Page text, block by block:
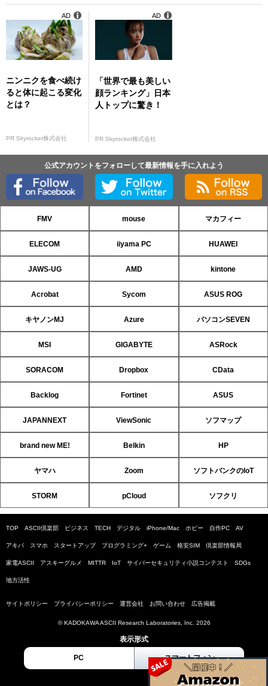
ニンニクを食べ続け
ると体に起こる変化
とは？
PR Skyrocket株式会社
AD
「世界で最も美しい
顔ランキング」日本
人トップに驚き！
PR Skyrocket株式会社
AD
公式アカウントをフォローして最新情報を手に入れよう
FMV mouse マカフィー
ELECOM iiyama PC HUAWEI
JAWS-UG AMD kintone
Acrobat Sycom ASUS ROG
キヤノンMJ Azure パソコンSEVEN
MSI GIGABYTE ASRock
SORACOM Dropbox CData
Backlog Fortinet ASUS
JAPANNEXT ViewSonic ソフマップ
brand new ME! Belkin HP
ヤマハ Zoom ソフトバンクのIoT
STORM pCloud ソフクリ
TOP ASCII倶楽部 ビジネス TECH デジタル iPhone/Mac ホビー 自作PC AV
アキバ スマホ スタートアップ プログラミング+ ゲーム 格安SIM 倶楽部情報局
家電ASCII アスキーグルメ MITTR IoT サイバーセキュリティ小説コンテスト SDGs
地方活性
サイトポリシー プライバシーポリシー 運営会社 お問い合わせ 広告掲載
© KADOKAWA ASCII Research Laboratories, Inc. 2026
表示形式
PC スマートフォン